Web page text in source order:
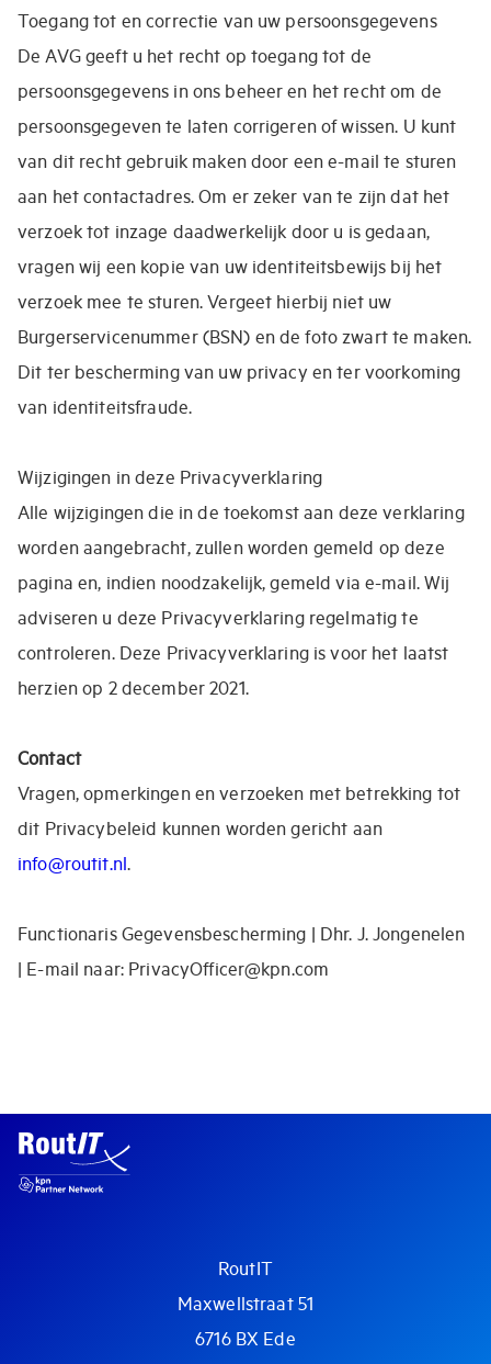
Toegang tot en correctie van uw persoonsgegevens
De AVG geeft u het recht op toegang tot de
persoonsgegevens in ons beheer en het recht om de
persoonsgegeven te laten corrigeren of wissen. U kunt
van dit recht gebruik maken door een e-mail te sturen
aan het contactadres. Om er zeker van te zijn dat het
verzoek tot inzage daadwerkelijk door u is gedaan,
vragen wij een kopie van uw identiteitsbewijs bij het
verzoek mee te sturen. Vergeet hierbij niet uw
Burgerservicenummer (BSN) en de foto zwart te maken.
Dit ter bescherming van uw privacy en ter voorkoming
van identiteitsfraude.
Wijzigingen in deze Privacyverklaring
Alle wijzigingen die in de toekomst aan deze verklaring
worden aangebracht, zullen worden gemeld op deze
pagina en, indien noodzakelijk, gemeld via e-mail. Wij
adviseren u deze Privacyverklaring regelmatig te
controleren. Deze Privacyverklaring is voor het laatst
herzien op 2 december 2021.
Contact
Vragen, opmerkingen en verzoeken met betrekking tot
dit Privacybeleid kunnen worden gericht aan
info@routit.nl.
Functionaris Gegevensbescherming | Dhr. J. Jongenelen
| E-mail naar: PrivacyOfficer@kpn.com
RoutIT
Maxwellstraat 51
6716 BX Ede